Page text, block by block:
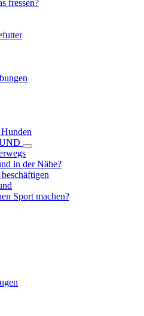
fressen?
in der Nähe?
Sport machen?